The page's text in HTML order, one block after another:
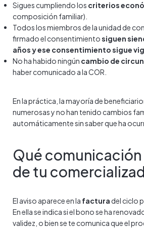
Sigues cumpliendo los criterios
composición familiar).
Todos los miembros de la unidad de
firmado el consentimientosiguen
años y ese consentimiento sigue
No ha habido ningún cambio de
haber comunicado a la COR.
En la práctica, la mayoría de
numerosas y no han tenido cambios
automáticamente sin saber que ha
Qué
de tu
El aviso aparece en la factura del ciclo
En ella se indica si el bono se ha
validez, o bien se te comunica que el